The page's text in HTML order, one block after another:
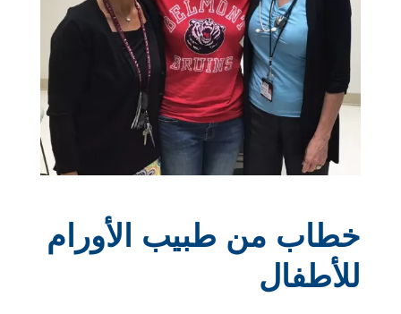
خطاب من طبيب الأورام
للأطفال